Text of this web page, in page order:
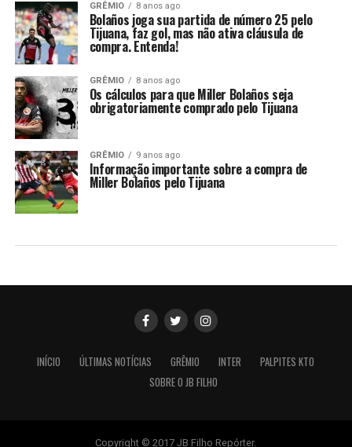
GRÊMIO 8 anos ago
Bolaños joga sua partida de número 25 pelo
Tijuana, faz gol, mas não ativa cláusula de
compra. Entenda!
GRÊMIO 8 anos ago
Os cálculos para que Miller Bolaños seja
obrigatoriamente comprado pelo Tijuana
GRÊMIO 9 anos ago
Informação importante sobre a compra de
Miller Bolaños pelo Tijuana
INÍCIO ÚLTIMAS NOTÍCIAS GRÊMIO INTER
PALPITES KTO
SOBRE O JB FILHO
Copyright © 2017 JB Filho Repórter.